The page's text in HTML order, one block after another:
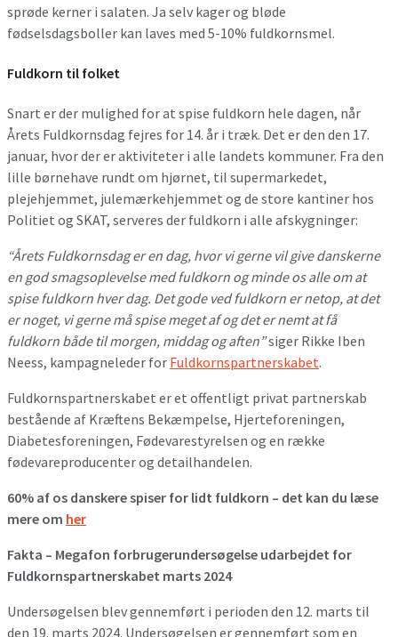
sprøde kerner i salaten. Ja selv kager og bløde
fødselsdagsboller kan laves med 5-10% fuldkornsmel.
Fuldkorn til folket
Snart er der mulighed for at spise fuldkorn hele dagen, når
Årets Fuldkornsdag fejres for 14. år i træk. Det er den den 17.
januar, hvor der er aktiviteter i alle landets kommuner. Fra den
lille børnehave rundt om hjørnet, til supermarkedet,
plejehjemmet, julemærkehjemmet og de store kantiner hos
Politiet og SKAT, serveres der fuldkorn i alle afskygninger:
“Årets Fuldkornsdag er en dag, hvor vi gerne vil give danskerne
en god smagsoplevelse med fuldkorn og minde os alle om at
spise fuldkorn hver dag. Det gode ved fuldkorn er netop, at det
er noget, vi gerne må spise meget af og det er nemt at få
fuldkorn både til morgen, middag og aften”siger Rikke Iben
Neess, kampagneleder for Fuldkornspartnerskabet.
Fuldkornspartnerskabet er et offentligt privat partnerskab
bestående af Kræftens Bekæmpelse, Hjerteforeningen,
Diabetesforeningen, Fødevarestyrelsen og en række
fødevareproducenter og detailhandelen.
60% af os danskere spiser for lidt fuldkorn – det kan du læse
mere om her
Fakta – Megafon forbrugerundersøgelse udarbejdet for
Fuldkornspartnerskabet marts 2024
Undersøgelsen blev gennemført i perioden den 12. marts til
den 19. marts 2024. Undersøgelsen er gennemført som en